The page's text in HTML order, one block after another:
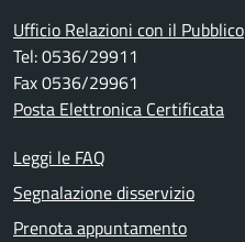
Ufficio Relazioni con il Pubblico
Tel: 0536/29911
Fax 0536/29961
Posta Elettronica Certificata
Leggi le FAQ
Segnalazione disservizio
Prenota appuntamento